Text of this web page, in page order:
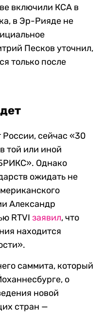
включили КСА в
в Эр-Рияде не
Песков уточнил,
только после
России, сейчас «30
той или иной
Однако
ожидать не
Александр
RTVI заявил, что
находится
саммита, который
о
новой
стран —